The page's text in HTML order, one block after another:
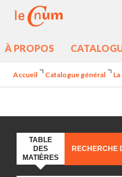
À PROPOS
Accueil Catalogue général
TABLE
DES
MATIÈRES
RECHERCHE